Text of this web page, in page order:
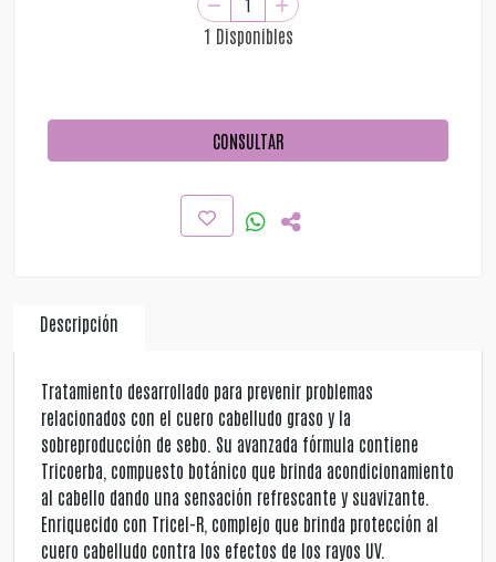
1 Disponibles
CONSULTAR
Descripción
Tratamiento desarrollado para prevenir problemas
relacionados con el cuero cabelludo graso y la
sobreproducción de sebo. Su avanzada fórmula contiene
Tricoerba, compuesto botánico que brinda acondicionamiento
al cabello dando una sensación refrescante y suavizante.
Enriquecido con Tricel-R, complejo que brinda protección al
cuero cabelludo contra los efectos de los rayos UV.